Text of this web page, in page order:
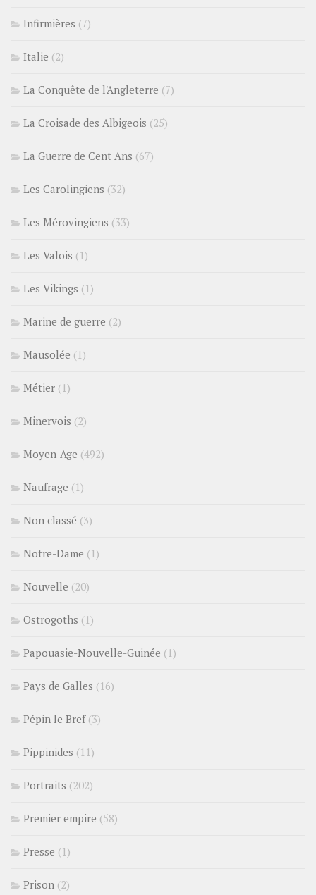
Infirmières (7)
Italie (2)
La Conquête de l'Angleterre (7)
La Croisade des Albigeois (25)
La Guerre de Cent Ans (67)
Les Carolingiens (32)
Les Mérovingiens (33)
Les Valois (1)
Les Vikings (1)
Marine de guerre (2)
Mausolée (1)
Métier (1)
Minervois (2)
Moyen-Age (492)
Naufrage (1)
Non classé (3)
Notre-Dame (1)
Nouvelle (20)
Ostrogoths (1)
Papouasie-Nouvelle-Guinée (1)
Pays de Galles (16)
Pépin le Bref(3)
Pippinides (11)
Portraits (202)
Premier empire (58)
Presse (1)
Prison (2)